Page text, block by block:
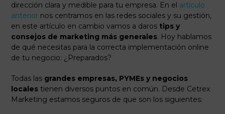
dirección clara y medible para tu empresa. En el artículo
anterior nos centramos en las redes sociales y su gestión,
en este artículo en cambio vamos a daros tips y
consejos de marketing más generales. Hoy hablamos
de qué necesitas para la correcta implementación online
de tu negocio: ¿Preparados?
Todas las grandes empresas, PYMEs y negocios
locales tienen diversos puntos en común. Desde Cetrex
Marketing estamos seguros de que son los siguientes: